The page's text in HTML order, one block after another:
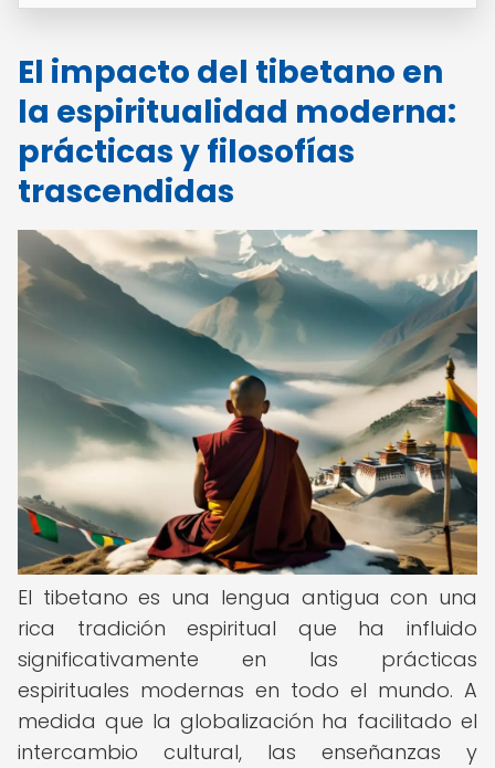
El impacto del tibetano en
la espiritualidad moderna:
prácticas y filosofías
trascendidas
El tibetano es una lengua antigua con una
rica tradición espiritual que ha influido
significativamente en las prácticas
espirituales modernas en todo el mundo. A
medida que la globalización ha facilitado el
intercambio cultural, las enseñanzas y